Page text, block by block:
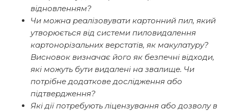
відновленням?
Чи можна реалізовувати картонний пил, який
утворюється від системи пиловидалення
картонорізальних верстатів, як макулатуру?
Висновок визначає його як безпечні відходи,
які можуть бути видалені на звалище. Чи
потрібне додаткове дослідження або
підтвердження?
Які дії потребують ліцензування або дозволу в